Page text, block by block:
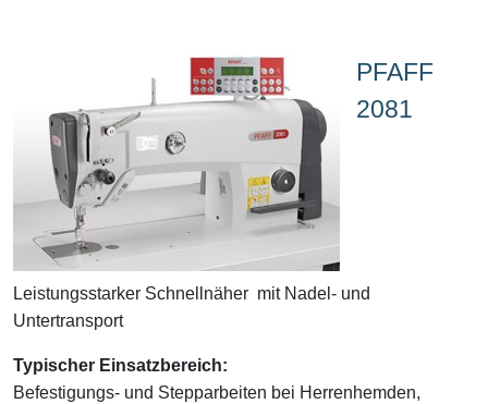
PFAFF
2081
Leistungsstarker Schnellnäher mit Nadel- und
Untertransport
Typischer Einsatzbereich:
Befestigungs- und Stepparbeiten bei Herrenhemden,